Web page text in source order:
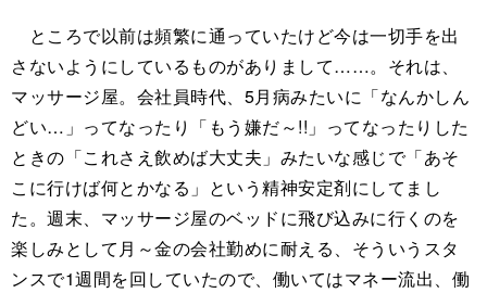
ところで以前は頻繁に通っていたけど今は一切手を出
さないようにしているものがありまして……。それは、
マッサージ屋。会社員時代、5月病みたいに「なんかしん
どい…」ってなったり「もう嫌だ～!!」ってなったりした
ときの「これさえ飲めば大丈夫」みたいな感じで「あそ
こに行けば何とかなる」という精神安定剤にしてまし
た。週末、マッサージ屋のベッドに飛び込みに行くのを
楽しみとして月～金の会社勤めに耐える、そういうスタ
ンスで1週間を回していたので、働いてはマネー流出、働